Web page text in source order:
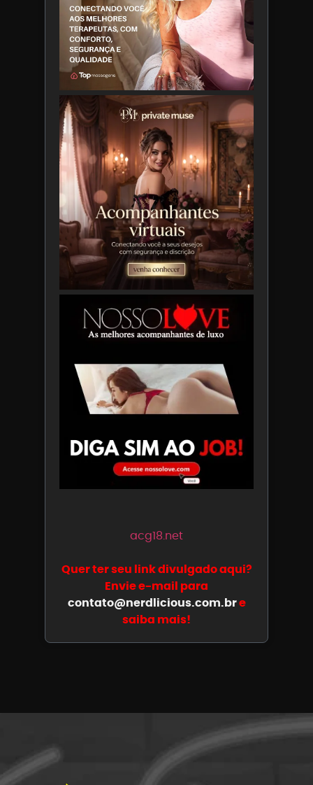
acg18.net
Quer ter seu link divulgado aqui?
Envie e-mail para
contato@nerdlicious.com.bre
saiba mais!